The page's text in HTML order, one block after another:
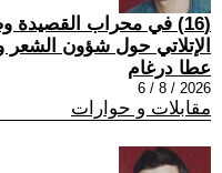
(16) في محراب
الإتلاتي حول شؤون الشعر
عطا درغام
2026 / 8 / 6
مقابلات و حوارات